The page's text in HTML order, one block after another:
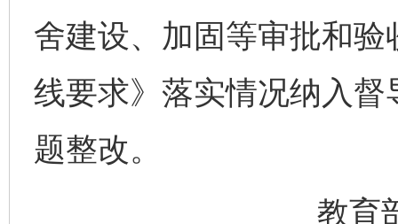
舍建设、加固等审批和
线要求》落实情况纳入
题整改。
教育部